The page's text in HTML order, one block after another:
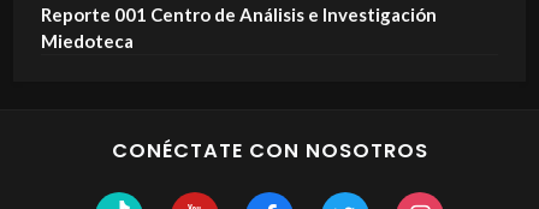
Reporte 001 Centro de Análisis e Investigación
Miedoteca
CONÉCTATE CON NOSOTROS